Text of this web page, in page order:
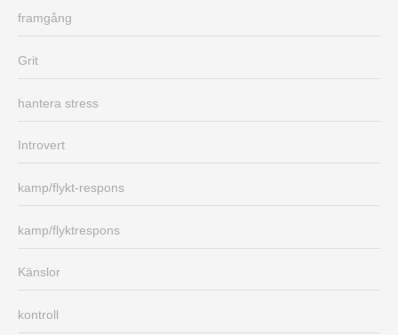
framgång
Grit
hantera stress
Introvert
kamp/flykt-respons
kamp/flyktrespons
Känslor
kontroll